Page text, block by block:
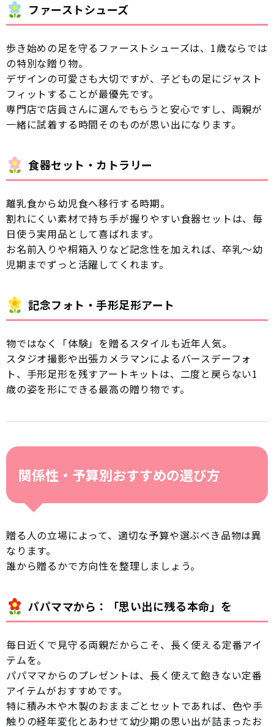
ファーストシューズ
歩き始めの足を守るファーストシューズは、1歳ならでは
の特別な贈り物。
デザインの可愛さも大切ですが、子どもの足にジャスト
フィットすることが最優先です。
専門店で店員さんに選んでもらうと安心ですし、両親が
一緒に試着する時間そのものが思い出になります。
食器セット・カトラリー
離乳食から幼児食へ移行する時期。
割れにくい素材で持ち手が握りやすい食器セットは、毎
日使う実用品として喜ばれます。
お名前入りや桐箱入りなど記念性を加えれば、卒乳〜幼
児期までずっと活躍してくれます。
記念フォト・手形足形アート
物ではなく「体験」を贈るスタイルも近年人気。
スタジオ撮影や出張カメラマンによるバースデーフォ
ト、手形足形を残すアートキットは、二度と戻らない1
歳の姿を形にできる最高の贈り物です。
関係性・予算別おすすめの選び方
贈る人の立場によって、適切な予算や選ぶべき品物は異
なります。
誰から贈るかで方向性を整理しましょう。
パパママから：「思い出に残る本命」を
毎日近くで見守る両親だからこそ、長く使える定番アイ
テムを。
パパママからのプレゼントは、長く使えて飽きない定番
アイテムがおすすめです。
特に積み木や木製のおままごとセットであれば、色や手
触りの経年変化とあわせて幼少期の思い出が詰まったお